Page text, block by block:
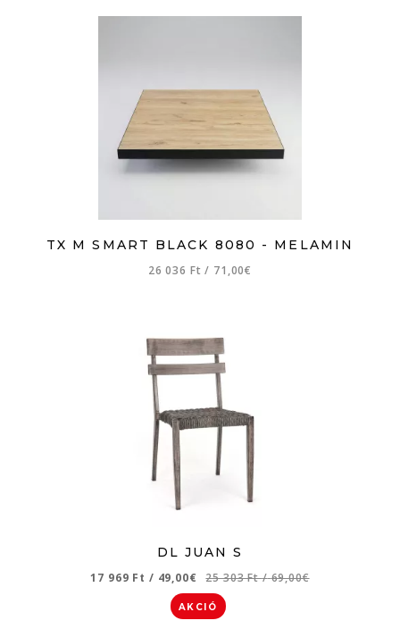
TX M SMART BLACK 8080 - MELAMIN
26 036 Ft/ 71,00€
DL JUAN S
17 969 Ft / 49,00€ 25 303 Ft/ 69,00€
AKCIÓ